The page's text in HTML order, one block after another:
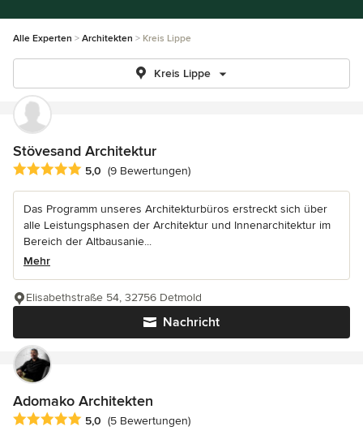
Alle Experten Architekten Kreis Lippe
Kreis Lippe
Stövesand Architektur
Durchschnittliche Bewertung: 5 von 5 Sternen
5,0 (9 Bewertungen)
Das Programm unseres Architekturbüros erstreckt sich über
alle Leistungsphasen der Architektur und Innenarchitektur im
Bereich der Altbausanie...
Mehr
Nachricht
Elisabethstraße 54, 32756 Detmold
Adomako Architekten
Durchschnittliche Bewertung: 5 von 5 Sternen
5,0 (5 Bewertungen)